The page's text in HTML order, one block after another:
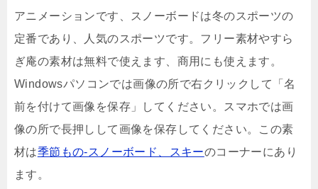
アニメーションです、スノーボードは冬のスポーツの
定番であり、人気のスポーツです。フリー素材やすら
ぎ庵の素材は無料で使えます、商用にも使えます。
Windowsパソコンでは画像の所で右クリックして「名
前を付けて画像を保存」してください。スマホでは画
像の所で長押しして画像を保存してください。この素
材は季節もの-スノーボード、スキーのコーナーにあり
ます。